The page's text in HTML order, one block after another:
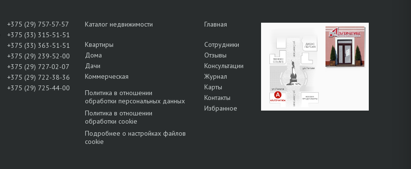
+375 (29) 757-57-57
+375 (33) 315-51-51
+375 (33) 363-51-51
+375 (29) 239-52-00
+375 (29) 727-02-07
+375 (29) 722-38-36
+375 (29) 725-44-00
Каталог недвижимости
Квартиры
Дома
Дачи
Коммерческая
Политика в отношении
обработки персональных данных
Политика в отношении
обработки cookie
Подробнее о настройках файлов
cookie
Главная
Сотрудники
Отзывы
Консультации
Журнал
Карты
Контакты
Избранное